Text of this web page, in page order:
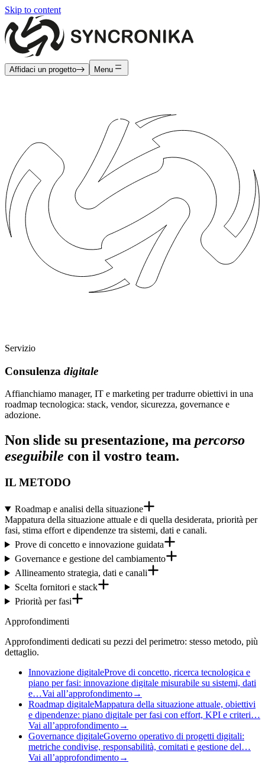
Skip to content
Affidaci un progetto Menu
Servizio
Consulenza digitale
Affianchiamo manager, IT e marketing per tradurre obiettivi in una
roadmap tecnologica: stack, vendor, sicurezza, governance e
adozione.
Non slide su presentazione, ma percorso
eseguibile con il vostro team.
IL METODO
Roadmap e analisi della situazione
Mappatura della situazione attuale e di quella desiderata, priorità per
fasi, stima effort e dipendenze tra sistemi, dati e canali.
Prove di concetto e innovazione guidata
Governance e gestione del cambiamento
Allineamento strategia, dati e canali
Scelta fornitori e stack
Priorità per fasi
Approfondimenti
Approfondimenti dedicati su pezzi del perimetro: stesso metodo, più
dettaglio.
Innovazione digitaleProve di concetto, ricerca tecnologica e
piano per fasi: innovazione digitale misurabile su sistemi, dati
e…Vai all’approfondimento→
Roadmap digitaleMappatura della situazione attuale, obiettivi
e dipendenze: piano digitale per fasi con effort, KPI e criteri…
Vai all’approfondimento→
Governance digitaleGoverno operativo di progetti digitali:
metriche condivise, responsabilità, comitati e gestione del…
Vai all’approfondimento→